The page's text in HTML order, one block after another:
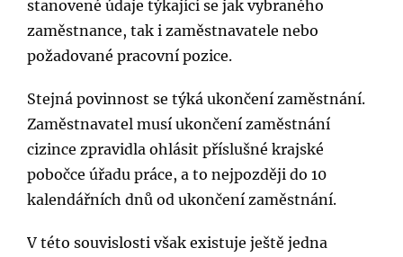
stanovené údaje týkající se jak vybraného
zaměstnance, tak i zaměstnavatele nebo
požadované pracovní pozice.
Stejná povinnost se týká ukončení zaměstnání.
Zaměstnavatel musí ukončení zaměstnání
cizince zpravidla ohlásit příslušné krajské
pobočce úřadu práce, a to nejpozději do 10
kalendářních dnů od ukončení zaměstnání.
V této souvislosti však existuje ještě jedna